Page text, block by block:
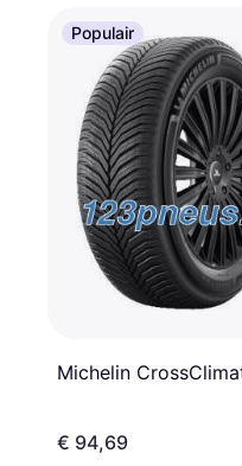
Populair
Michelin
€ 94,69